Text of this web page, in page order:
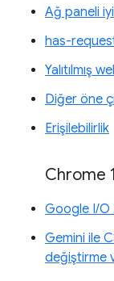
Ağ paneli
has-
Yalıtılmış
Diğer öne
Erişilebilirlik
Chrome
Google I/O
Gemini ile
değiştirme